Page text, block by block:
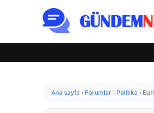
Ana sayfa › Forumlar › Politika ›